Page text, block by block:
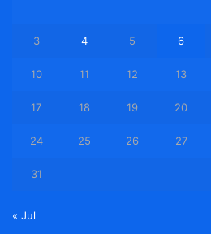
3 4 5 6
10 11 12 13
17 18 19 20
24 25 26 27
31
« Jul